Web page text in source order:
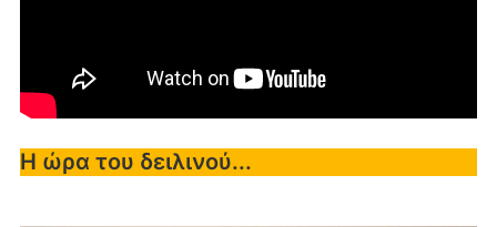
Η ώρα του δειλινού...